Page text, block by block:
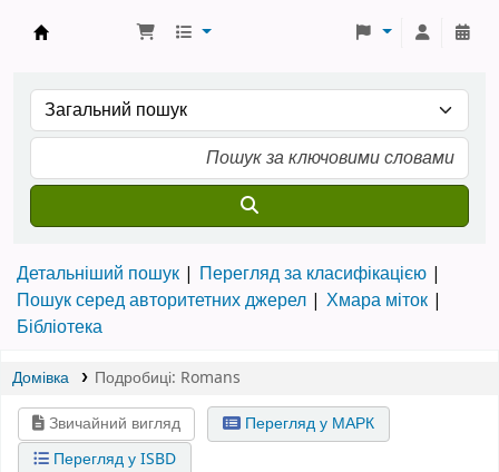
Детальніший пошук
Перегляд за класифікацією
Пошук серед авторитетних джерел
Хмара міток
Бібліотека
Домівка Подробиці: Romans
Звичайний вигляд
Перегляд у МАРК
Перегляд у ISBD